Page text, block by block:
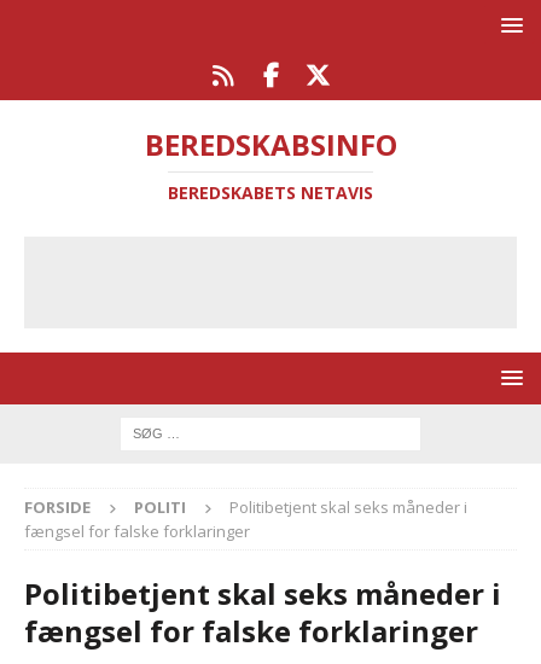
BEREDSKABSINFO
BEREDSKABETS NETAVIS
FORSIDE POLITI
Politibetjent skal seks måneder i
fængsel for falske forklaringer
Politibetjent skal seks måneder i
fængsel for falske forklaringer